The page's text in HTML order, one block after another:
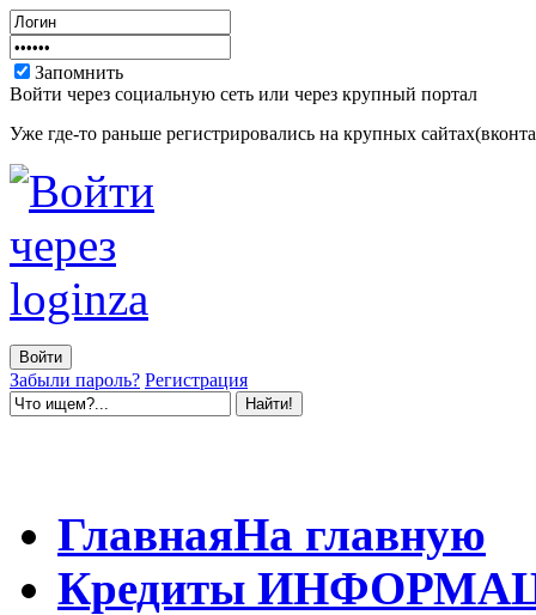
Запомнить
Войти через социальную сеть или через крупный портал
Уже где-то раньше регистрировались на крупных
Забыли пароль? Регистрация
ГлавнаяНа главную
Кредиты